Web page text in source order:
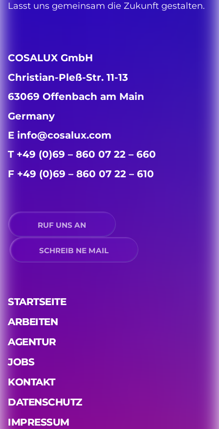
Lasst uns gemeinsam die Zukunft gestalten.
COSALUX GmbH
Christian-Pleß-Str. 11-13
63069 Offenbach am Main
Germany
E info@cosalux.com
T +49 (0)69 – 860 07 22 – 660
F +49 (0)69 – 860 07 22 – 610
RUF UNS AN
SCHREIB NE MAIL
STARTSEITE
ARBEITEN
AGENTUR
JOBS
KONTAKT
DATENSCHUTZ
IMPRESSUM